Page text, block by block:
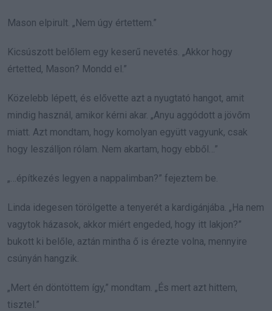
Mason elpirult. „Nem úgy értettem.”
Kicsúszott belőlem egy keserű nevetés. „Akkor hogy
értetted, Mason? Mondd el.”
Közelebb lépett, és elővette azt a nyugtató hangot, amit
mindig használ, amikor kérni akar. „Anyu aggódott a jövőm
miatt. Azt mondtam, hogy komolyan együtt vagyunk, csak
hogy leszálljon rólam. Nem akartam, hogy ebből…”
„…építkezés legyen a nappalimban?” fejeztem be.
Linda idegesen törölgette a tenyerét a kardigánjába. „Ha nem
vagytok házasok, akkor miért engeded, hogy itt lakjon?”
bukott ki belőle, aztán mintha ő is érezte volna, mennyire
csúnyán hangzik.
„Mert én döntöttem így,” mondtam. „És mert azt hittem,
tisztel.”